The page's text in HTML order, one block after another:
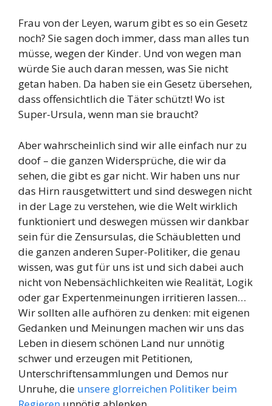
Frau von der Leyen, warum gibt es so ein Gesetz
noch? Sie sagen doch immer, dass man alles tun
müsse, wegen der Kinder. Und von wegen man
würde Sie auch daran messen, was Sie nicht
getan haben. Da haben sie ein Gesetz übersehen,
dass offensichtlich die Täter schützt! Wo ist
Super-Ursula, wenn man sie braucht?
Aber wahrscheinlich sind wir alle einfach nur zu
doof – die ganzen Widersprüche, die wir da
sehen, die gibt es gar nicht. Wir haben uns nur
das Hirn rausgetwittert und sind deswegen nicht
in der Lage zu verstehen, wie die Welt wirklich
funktioniert und deswegen müssen wir dankbar
sein für die Zensursulas, die Schäubletten und
die ganzen anderen Super-Politiker, die genau
wissen, was gut für uns ist und sich dabei auch
nicht von Nebensächlichkeiten wie Realität, Logik
oder gar Expertenmeinungen irritieren lassen…
Wir sollten alle aufhören zu denken: mit eigenen
Gedanken und Meinungen machen wir uns das
Leben in diesem schönen Land nur unnötig
schwer und erzeugen mit Petitionen,
Unterschriftensammlungen und Demos nur
Unruhe, die unsere glorreichen Politiker beim